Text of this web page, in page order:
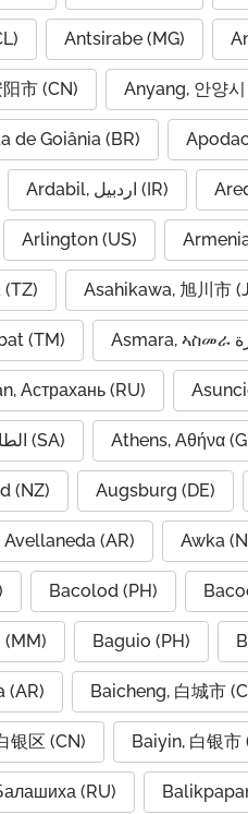
Antsirabe (MG)
市 (CN) Anyang, 안양시
de Goiânia (BR)
Ardabil, اردبیل (IR)
Arlington (US)
Asahikawa, 旭川市
(TM)
Астрахань (RU)
At Ta'if, الطائف (SA) Athens, Αθήνα
(NZ) Augsburg (DE)
Avellaneda (AR) Awka
Bacolod (PH)
(MM) Baguio (PH)
(AR) Baicheng, 白城市
银区 (CN) Baiyin, 白银市
(RU)